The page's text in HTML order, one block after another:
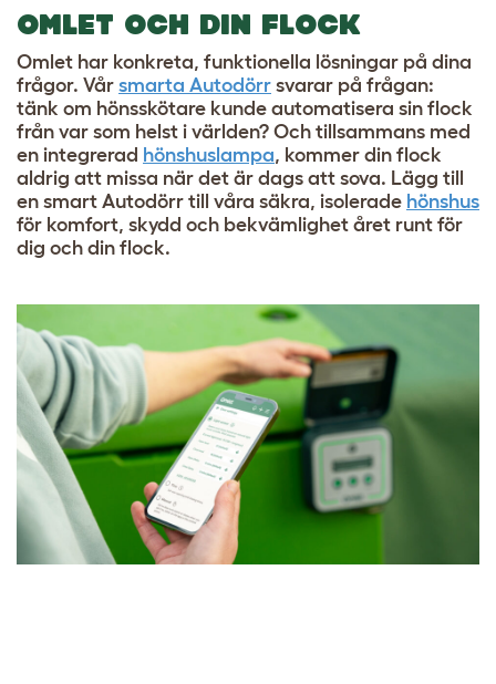
OMLET OCH DIN FLOCK
Omlet har konkreta, funktionella lösningar på dina
frågor. Vår smarta Autodörr svarar på frågan:
tänk om hönsskötare kunde automatisera sin flock
från var som helst i världen? Och tillsammans med
en integrerad hönshuslampa, kommer din flock
aldrig att missa när det är dags att sova. Lägg till
en smart Autodörr till våra säkra, isolerade hönshus
för komfort, skydd och bekvämlighet året runt för
dig och din flock.